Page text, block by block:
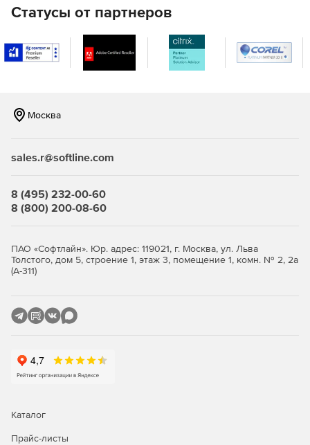
значительно уменьшить размер файла.
Очень быстрый механизм извлечения текста на всей
странице или ROI.
Добавить / Извлечь / Заменить / Оптимизировать /
Написание текста со. вставкой шрифтов и полной
Штрих-код.
Редактирование аннотаций PDF.
Поддержка стека состояний графики и матрицы
Управление файловыми вложениями.
Клонирование и дублирование страницы.
Статусы от партнеров
Москва
sales.r@softline.com
8 (495) 232-00-60
8 (800) 200-08-60
ПАО «Софтлайн». Юр. адрес: 119021, г. Москва, ул. Льва
Толстого, дом 5, строение 1, этаж 3, помещение 1, комн. № 2, 2а
(А-311)
Каталог
Прайс-листы